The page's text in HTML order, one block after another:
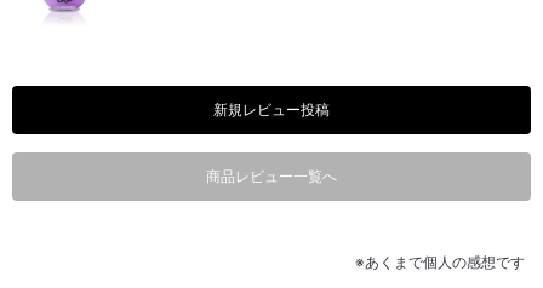
新規レビュー投稿
商品レビュー一覧へ
※あくまで個人の感想です